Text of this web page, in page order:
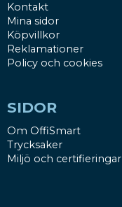
Kontakt
Mina sidor
Köpvillkor
Reklamationer
Policy och cookies
SIDOR
Om OffiSmart
Trycksaker
Miljö och certifieringar